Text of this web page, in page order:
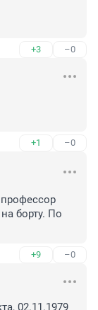
+3 –0
+1 –0
борту. По
+9 –0
02.11.1979